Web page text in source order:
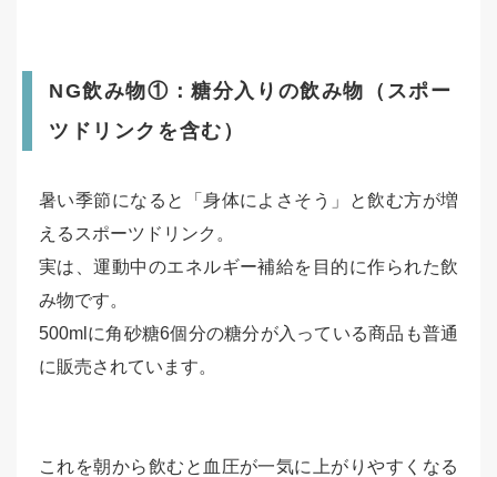
NG飲み物①：糖分入りの飲み物（スポー
ツドリンクを含む）
暑い季節になると「身体によさそう」と飲む方が増
えるスポーツドリンク。
実は、運動中のエネルギー補給を目的に作られた飲
み物です。
500mlに角砂糖6個分の糖分が入っている商品も普通
に販売されています。
これを朝から飲むと血圧が一気に上がりやすくなる